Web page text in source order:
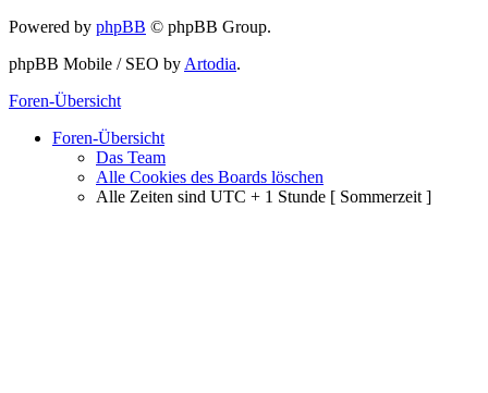
Powered by phpBB © phpBB Group.
phpBB Mobile / SEO by Artodia.
Foren-Übersicht
Foren-Übersicht
Das Team
Alle Cookies des Boards löschen
Alle Zeiten sind UTC + 1 Stunde [ Sommerzeit ]